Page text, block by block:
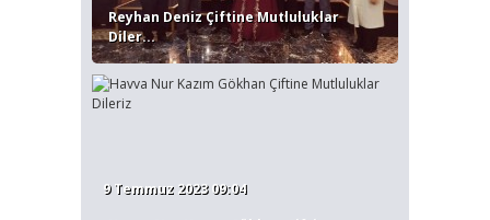
Reyhan Deniz Çiftine Mutluluklar
Diler...
9 Temmuz 2023 09:04